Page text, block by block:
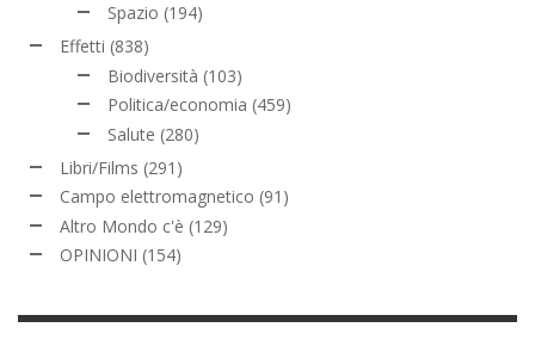
Spazio (194)
Effetti (838)
Biodiversità (103)
Politica/economia (459)
Salute (280)
Libri/Films (291)
Campo elettromagnetico (91)
Altro Mondo c'è (129)
OPINIONI (154)